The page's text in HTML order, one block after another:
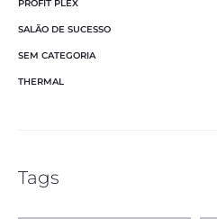
PROFIT PLEX
SALÃO DE SUCESSO
SEM CATEGORIA
THERMAL
Tags